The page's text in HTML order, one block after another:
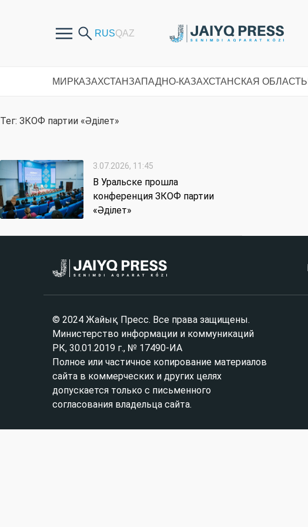
МИРКАЗАХСТАНЗАПАДНО-КАЗАХСТАНСКАЯ ОБЛАСТЬ
Тег: ЗКОФ партии «Әділет»
3.07.2026, 11:45
В Уральске прошла
конференция ЗКОФ партии
«Әділет»
© 2024 Жайық Пресс. Все права защищены.
Министерство информации и коммуникаций
РК, 30.01.2019 г., № 17490-ИА
Полное или частичное копирование материалов
сайта в коммерческих и других целях
допускается только с письменного
согласования владельца сайта.